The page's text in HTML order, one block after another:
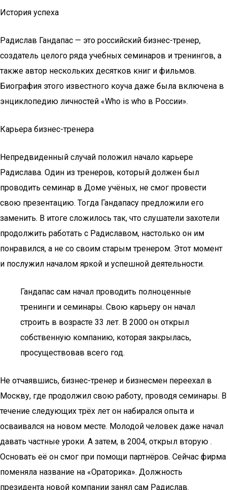
История успеха
Радислав Гандапас — это российский бизнес-тренер,
создатель целого ряда учебных семинаров и тренингов, а
также автор нескольких десятков книг и фильмов.
Биография этого известного коуча даже была включена в
энциклопедию личностей «Who is who в России».
Карьера бизнес-тренера
Непредвиденный случай положил начало карьере
Радислава. Один из тренеров, который должен был
проводить семинар в Доме учёных, не смог провести
свою презентацию. Тогда Гандапасу предложили его
заменить. В итоге сложилось так, что слушатели захотели
продолжить работать с Радиславом, настолько он им
понравился, а не со своим старым тренером. Этот момент
и послужил началом яркой и успешной деятельности.
Гандапас сам начал проводить полноценные
тренинги и семинары. Свою карьеру он начал
строить в возрасте 33 лет. В 2000 он открыл
собственную компанию, которая закрылась,
просуществовав всего год.
Не отчаявшись, бизнес-тренер и бизнесмен переехал в
Москву, где продолжил свою работу, проводя семинары. В
течение следующих трёх лет он набирался опыта и
осваивался на новом месте. Молодой человек даже начал
давать частные уроки. А затем, в 2004, открыл вторую .
Основать её он смог при помощи партнёров. Сейчас фирма
поменяла название на «Ораторика». Должность
президента новой компании занял сам Радислав.